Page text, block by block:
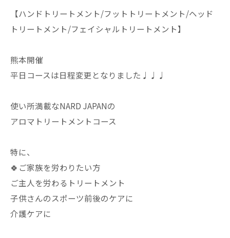
【ハンドトリートメント/フットトリートメント/ヘッド
トリートメント/フェイシャルトリートメント】
熊本開催
平日コースは日程変更となりました♩♩♩
使い所満載なNARD JAPANの
アロマトリートメントコース
特に、
🍀ご家族を労わりたい方
ご主人を労わるトリートメント
子供さんのスポーツ前後のケアに
介護ケアに